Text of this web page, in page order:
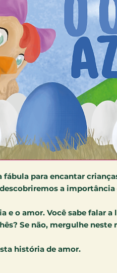
fábula para encantar
a importância
e o amor. Você sabe falar a
Se não, mergulhe neste
história de amor.